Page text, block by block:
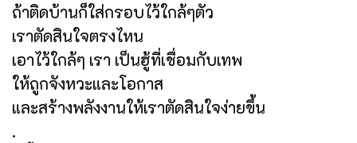
ถ้าติดบ้านก็ใส่กรอบไว้ใกล้ๆตัว
เราตัดสินใจตรงไหน
เอาไว้ใกล้ๆ เรา เป็นฮู้ที่เชื่อมกับเทพ
ให้ถูกจังหวะและโอกาส
และสร้างพลังงานให้เราตัดสินใจง่ายขึ้น
.